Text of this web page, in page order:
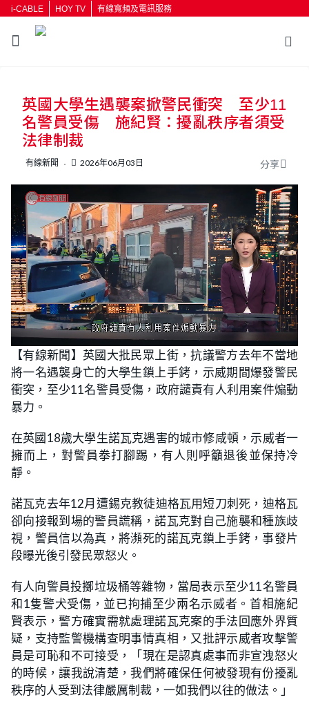
i-CABLE HOY TV 有線寬頻及電訊服務
按輸入鍵開始搜尋
英國大學生遇襲案掀警民衝突 至少11
名警員受傷 施紀賢：擾亂秩序者須受
法律制裁
有線新聞 2026年06月03日 分享
U
n
m
t
e
L
o
a
d
e
d
:
1
%
【有線新聞】英國大批民眾上街，抗議警方去年不當地
將一名遇襲身亡的大學生鎖上手銬，示威期間爆發警民
衝突，至少11名警員受傷，政府譴責有人利用案件煽動
暴力。
在英國18歲大學生諾瓦克遇害的城市修咸頓，示威者一
擁而上，對警員拳打腳踢，有人則呼籲退後並保持冷
靜。
諾瓦克去年12月遭錫克教徒迪格瓦用短刀刺死，迪格瓦
卻向接報到場的警員謊稱，諾瓦克對自己施襲和種族歧
視，警員信以為真，將瀕死的諾瓦克鎖上手銬，事發片
段曝光後引發民眾怒火。
有人向警員投擲垃圾桶等雜物，當局表示至少11名警員
和1隻警犬受傷，並已拘捕至少兩名示威者。首相施紀
賢表示，警方確實需就處理諾瓦克案的手法回應外界質
疑，支持監警機構查明事情真相，又批評示威者攻擊警
員是可恥和不可接受，「現在是認真處事而非宣洩怒火
的時候，讓我說清楚，我們將確保任何被發現有份擾亂
秩序的人受到法律嚴厲制裁，一如我們以往的做法。」